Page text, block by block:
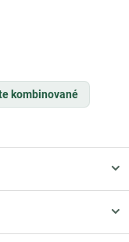
kombinované